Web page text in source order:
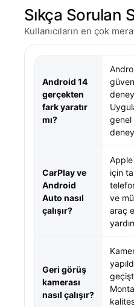
Sıkça Sorulan
Kullanıcıların en çok
Android 14
gerçekten
fark yaratır
mı?
genel
CarPlay ve
Android
Auto nasıl
çalışır?
Apple
için
ve
araç
Geri görüş
kamerası
nasıl çalışır?